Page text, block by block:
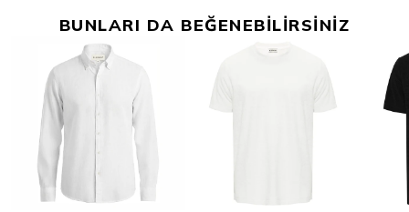
BUNLARI DA BEĞENEBİLİRSİNİZ